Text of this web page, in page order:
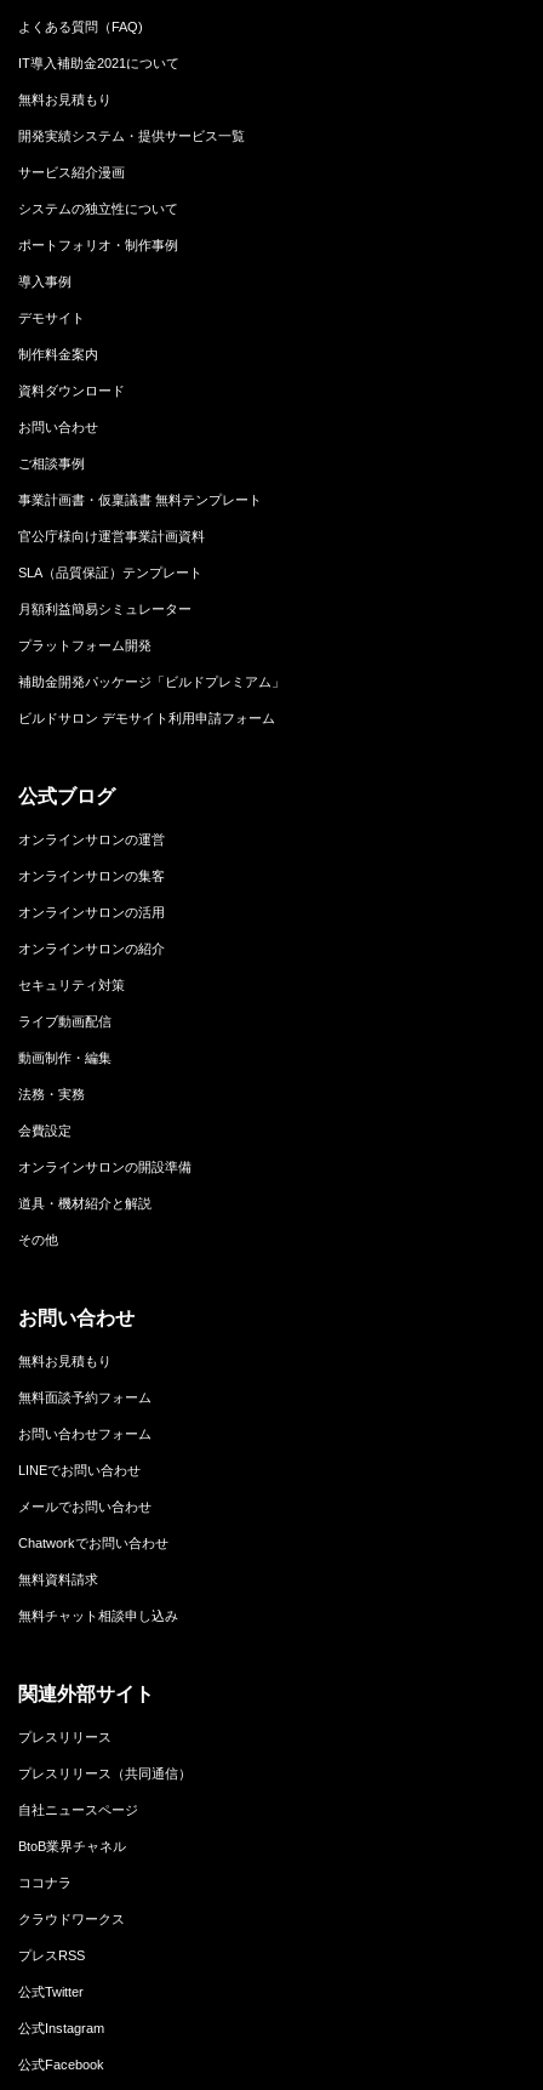
よくある質問（FAQ)
IT導入補助金2021について
無料お見積もり
開発実績システム・提供サービス一覧
サービス紹介漫画
システムの独立性について
ポートフォリオ・制作事例
導入事例
デモサイト
制作料金案内
資料ダウンロード
お問い合わせ
ご相談事例
事業計画書・仮稟議書 無料テンプレート
官公庁様向け運営事業計画資料
SLA（品質保証）テンプレート
月額利益簡易シミュレーター
プラットフォーム開発
補助金開発パッケージ「ビルドプレミアム」
ビルドサロン デモサイト利用申請フォーム
公式ブログ
オンラインサロンの運営
オンラインサロンの集客
オンラインサロンの活用
オンラインサロンの紹介
セキュリティ対策
ライブ動画配信
動画制作・編集
法務・実務
会費設定
オンラインサロンの開設準備
道具・機材紹介と解説
その他
お問い合わせ
無料お見積もり
無料面談予約フォーム
お問い合わせフォーム
LINEでお問い合わせ
メールでお問い合わせ
Chatworkでお問い合わせ
無料資料請求
無料チャット相談申し込み
関連外部サイト
プレスリリース
プレスリリース（共同通信）
自社ニュースページ
BtoB業界チャネル
ココナラ
クラウドワークス
プレスRSS
公式Twitter
公式Instagram
公式Facebook